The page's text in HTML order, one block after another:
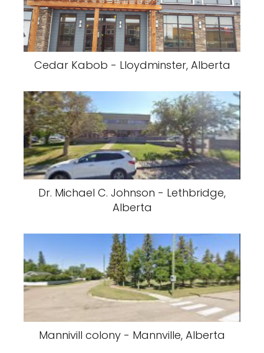
Cedar Kabob - Lloydminster, Alberta
Dr. Michael C. Johnson - Lethbridge,
Alberta
Mannivill colony - Mannville, Alberta